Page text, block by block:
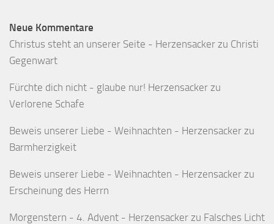
Neue Kommentare
Christus steht an unserer Seite - Herzensacker zu Christi
Gegenwart
Fürchte dich nicht - glaube nur! Herzensacker zu
Verlorene Schafe
Beweis unserer Liebe - Weihnachten - Herzensacker zu
Barmherzigkeit
Beweis unserer Liebe - Weihnachten - Herzensacker zu
Erscheinung des Herrn
Morgenstern - 4. Advent - Herzensacker zu Falsches Licht